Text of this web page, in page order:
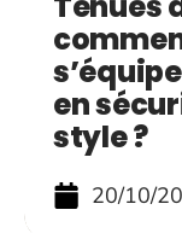
en
style ?
20/10/